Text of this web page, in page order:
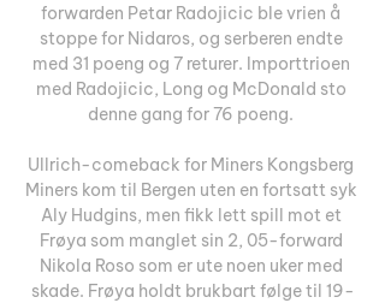
forwarden Petar Radojicic ble vrien å
stoppe for Nidaros, og serberen endte
med 31 poeng og 7 returer. Importtrioen
med Radojicic, Long og McDonald sto
denne gang for 76 poeng.
Ullrich-comeback for Miners Kongsberg
Miners kom til Bergen uten en fortsatt syk
Aly Hudgins, men fikk lett spill mot et
Frøya som manglet sin 2, 05-forward
Nikola Roso som er ute noen uker med
skade. Frøya holdt brukbart følge til 19-